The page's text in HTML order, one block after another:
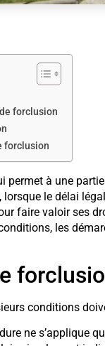
forclusion
forclusion
permet à une
le délai
faire valoir ses
les
conditions
ne s’applique